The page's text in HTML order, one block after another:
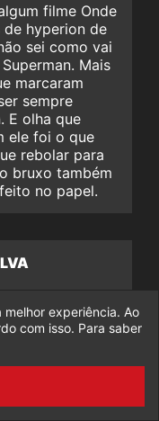
filme Onde
de hyperion de
sei como vai
Mais
marcaram
sempre
E olha que
ele foi o que
rebolar para
bruxo também
no papel.
se não foi
quando eu
no ato
experiência. Ao
com isso. Para saber